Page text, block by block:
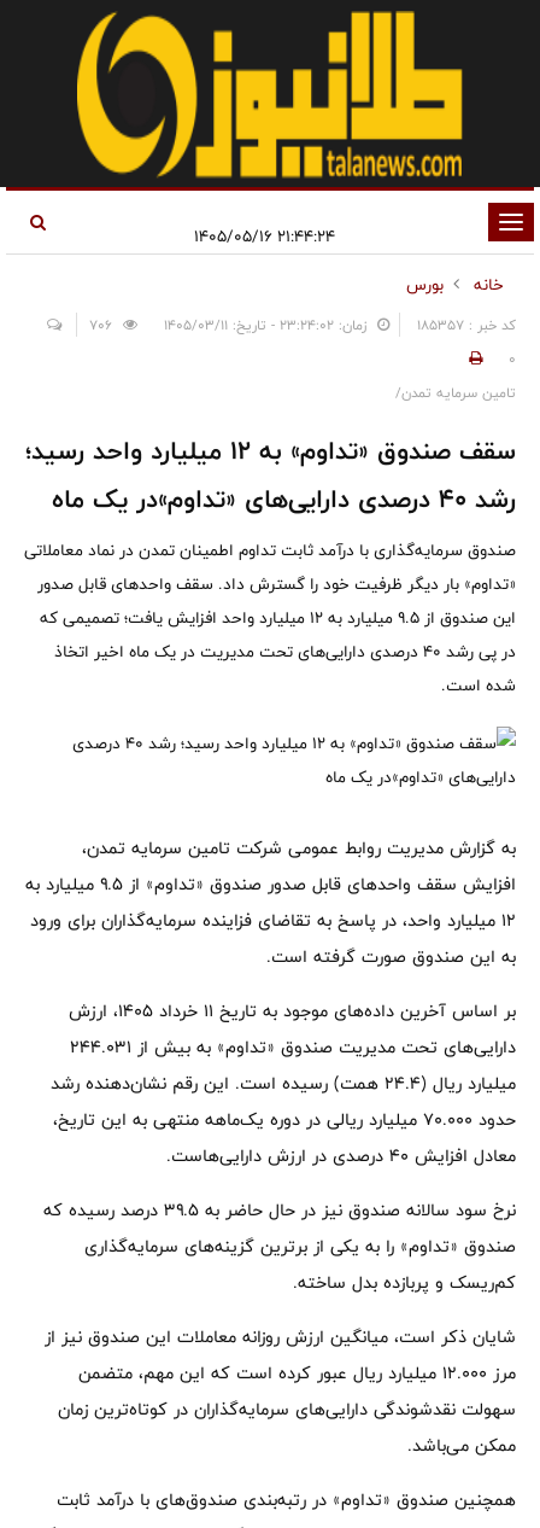
تغییر
وضعیت
ناوبری
خانه
بورس
کد خبر : 185357 زمان: ۲۳:۲۴:۰۲ - تاریخ: ۱۴۰۵/۰۳/۱۱
0
تامین سرمایه تمدن/
سقف صندوق «تداوم» به ۱۲ میلیارد واحد رسید؛
رشد ۴۰ درصدی دارایی‌های «تداوم»در یک ماه
صندوق سرمایه‌گذاری با درآمد ثابت تداوم اطمینان تمدن در نماد معاملاتی
«تداوم» بار دیگر ظرفیت خود را گسترش داد. سقف واحدهای قابل صدور
این صندوق از ۹.۵ میلیارد به ۱۲ میلیارد واحد افزایش یافت؛ تصمیمی که
در پی رشد ۴۰ درصدی دارایی‌های تحت مدیریت در یک ماه اخیر اتخاذ
شده است.
به گزارش مدیریت روابط عمومی شرکت تامین سرمایه تمدن،
افزایش سقف واحدهای قابل صدور صندوق «تداوم» از ۹.۵ میلیارد به
۱۲ میلیارد واحد، در پاسخ به تقاضای فزاینده سرمایه‌گذاران برای ورود
به این صندوق صورت گرفته است.
بر اساس آخرین داده‌های موجود به تاریخ ۱۱ خرداد ۱۴۰۵، ارزش
دارایی‌های تحت مدیریت صندوق «تداوم» به بیش از ۲۴۴.۰۳۱
میلیارد ریال (۲۴.۴ همت) رسیده است. این رقم نشان‌دهنده رشد
حدود ۷۰.۰۰۰ میلیارد ریالی در دوره یک‌ماهه منتهی به این تاریخ،
معادل افزایش ۴۰ درصدی در ارزش دارایی‌هاست.
نرخ سود سالانه صندوق نیز در حال حاضر به ۳۹.۵ درصد رسیده که
صندوق «تداوم» را به یکی از برترین گزینه‌های سرمایه‌گذاری
کم‌ریسک و پربازده بدل ساخته.
شایان ذکر است، میانگین ارزش روزانه معاملات این صندوق نیز از
مرز ۱۲.۰۰۰ میلیارد ریال عبور کرده است که این مهم، متضمن
سهولت نقدشوندگی دارایی‌های سرمایه‌گذاران در کوتاه‌ترین زمان
ممکن می‌باشد.
همچنین صندوق «تداوم» در رتبه‌بندی صندوق‌های با درآمد ثابت